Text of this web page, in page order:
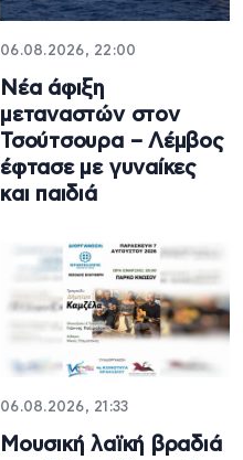
06.08.2026, 22:00
Νέα άφιξη
μεταναστών στον
Τσούτσουρα – Λέμβος
έφτασε με γυναίκες
και παιδιά
06.08.2026, 21:33
Μουσική λαϊκή βραδιά